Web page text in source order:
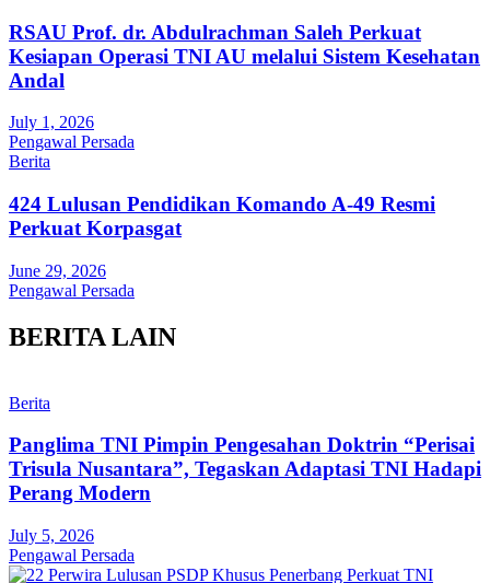
RSAU Prof. dr. Abdulrachman Saleh Perkuat
Kesiapan Operasi TNI AU melalui Sistem Kesehatan
Andal
July 1, 2026
Pengawal Persada
Berita
424 Lulusan Pendidikan Komando A-49 Resmi
Perkuat Korpasgat
June 29, 2026
Pengawal Persada
BERITA LAIN
Berita
Panglima TNI Pimpin Pengesahan Doktrin “Perisai
Trisula Nusantara”, Tegaskan Adaptasi TNI Hadapi
Perang Modern
July 5, 2026
Pengawal Persada